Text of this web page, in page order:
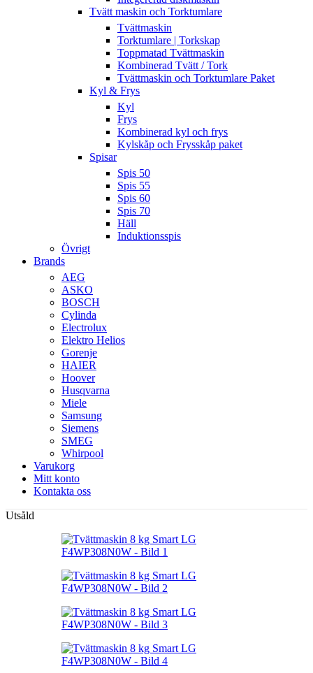
Tvätt maskin och Torktumlare
Tvättmaskin
Torktumlare | Torkskap
Toppmatad Tvättmaskin
Kombinerad Tvätt / Tork
Tvättmaskin och Torktumlare Paket
Kyl & Frys
Kyl
Frys
Kombinerad kyl och frys
Kylskåp och Frysskåp paket
Spisar
Spis 50
Spis 55
Spis 60
Spis 70
Häll
Induktionsspis
Övrigt
Brands
AEG
ASKO
BOSCH
Cylinda
Electrolux
Elektro Helios
Gorenje
HAIER
Hoover
Husqvarna
Miele
Samsung
Siemens
SMEG
Whirpool
Varukorg
Mitt konto
Kontakta oss
Utsåld